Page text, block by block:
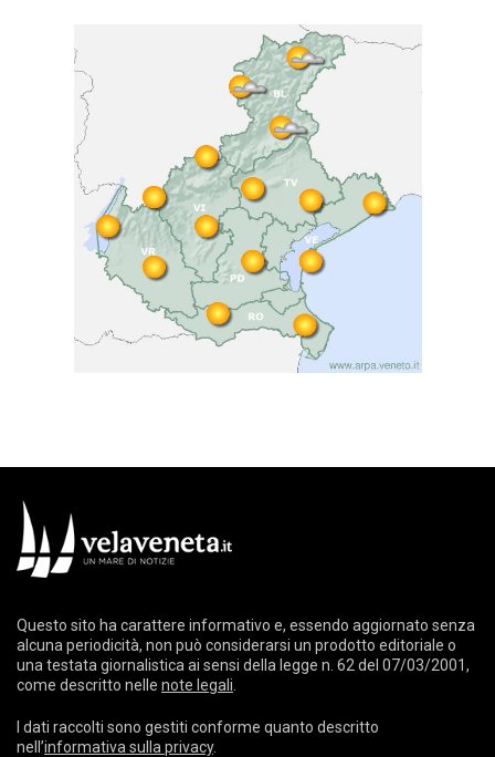
Questo sito ha carattere informativo e, essendo aggiornato senza
alcuna periodicità, non può considerarsi un prodotto editoriale o
una testata giornalistica ai sensi della legge n. 62 del 07/03/2001,
come descritto nelle note legali
I dati raccolti sono gestiti conforme quanto descritto
nell’informativa sulla privacy.